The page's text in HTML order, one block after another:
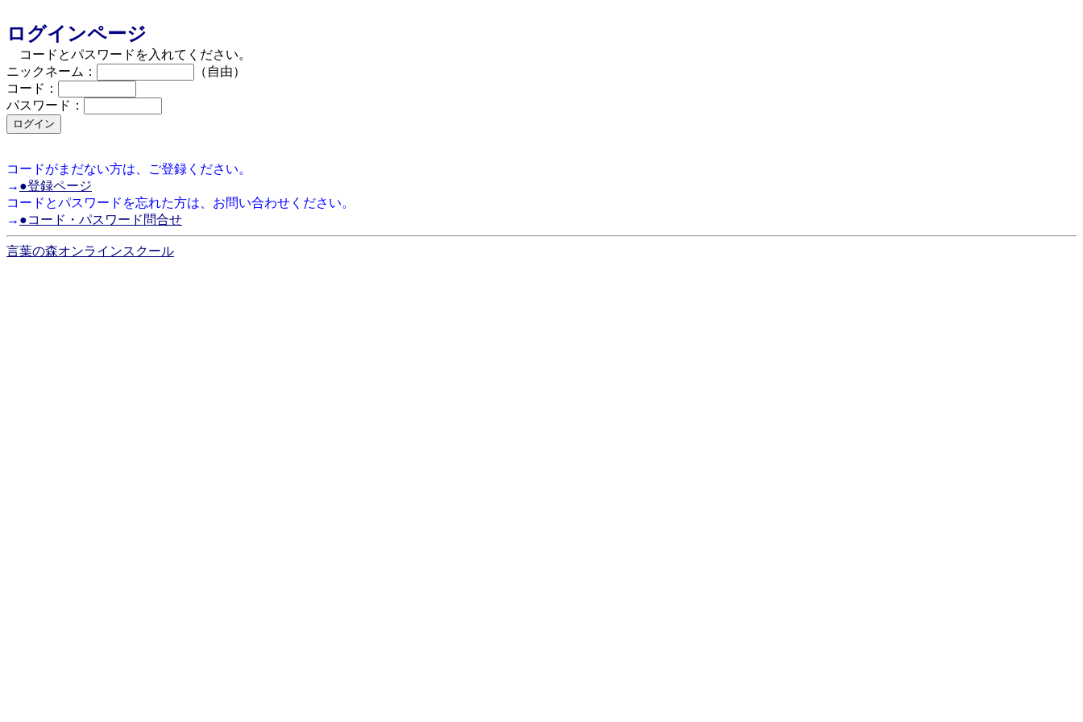
ログインページ
コードとパスワードを入れてください。
ニックネーム：
（自由）
コード：
パスワード：
コードがまだない方は、ご登録ください。
→ ●登録ページ
コードとパスワードを忘れた方は、お問い合わせください。
→ ●コード・パスワード問合せ
言葉の森オンラインスクール